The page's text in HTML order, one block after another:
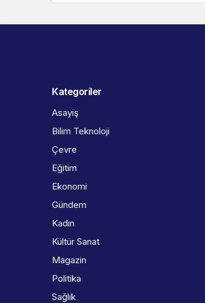
Kategoriler
Asayiş
Bilim Teknoloji
Çevre
Eğitim
Ekonomi
Gündem
Kadın
Kültür Sanat
Magazin
Politika
Sağlık